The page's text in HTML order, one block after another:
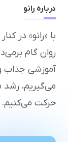
درباره رانو
با «رانو» در
روان گام
آموزشی جذاب
می‌گیریم، رشد
حرکت می‌کنیم.